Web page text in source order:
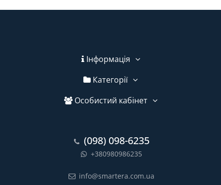
Інформація
Категорії
Особистий кабінет
(098) 098-6235
+380980986235
info@smartera.com.ua